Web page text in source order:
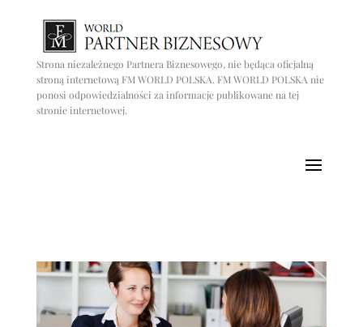
Strona niezależnego Partnera Biznesowego, nie będąca oficjalną
stroną internetową FM WORLD POLSKA. FM WORLD POLSKA nie
ponosi odpowiedzialności za informacje publikowane na tej
stronie internetowej.